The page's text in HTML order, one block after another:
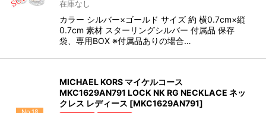
在庫なし
カラー シルバー×ゴールド サイズ 約 横0.7cm×縦
0.7cm 素材 スターリングシルバー 付属品 保存
袋、専用BOX ※付属品ありの場合…
MICHAEL KORS マイケルコース
MKC1629AN791 LOCK NK RG NECKLACE ネッ
クレス レディース [MKC1629AN791]